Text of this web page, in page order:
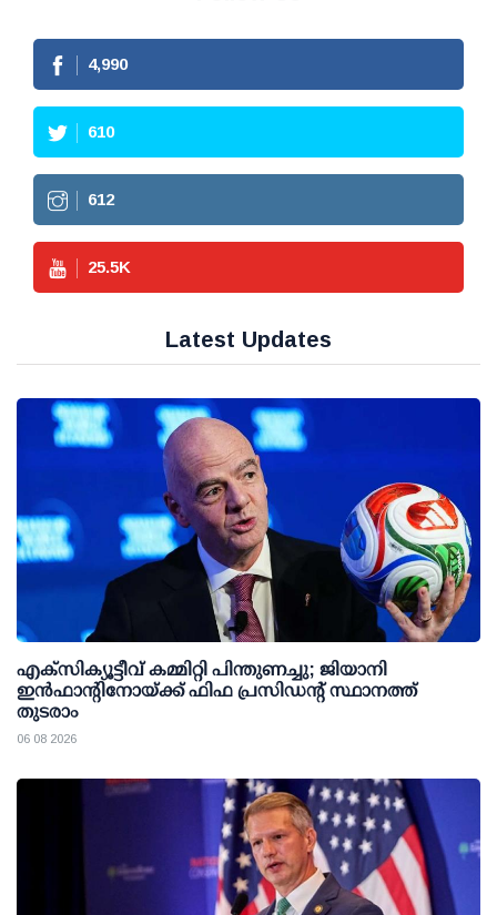
4,990
610
612
25.5K
Latest Updates
എക്സിക്യൂട്ടീവ് കമ്മിറ്റി പിന്തുണച്ചു; ജിയാനി
ഇന്‍ഫാന്റിനോയ്ക്ക് ഫിഫ പ്രസിഡന്റ് സ്ഥാനത്ത്
തുടരാം
06 08 2026